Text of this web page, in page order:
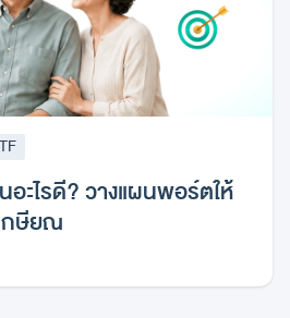
ะไรดี? วางแผนพอร์ตให้
กษียณ